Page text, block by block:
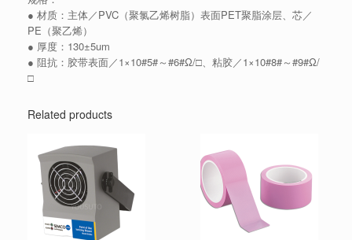
● 材质：主体／PVC（聚氯乙烯树脂）表面PET聚脂涂层、芯／
PE（聚乙烯）
● 厚度：130±5um
● 阻抗：胶带表面／1×10#5#～#6#Ω/□、粘胶／1×10#8#～#9#Ω/
□
Related products